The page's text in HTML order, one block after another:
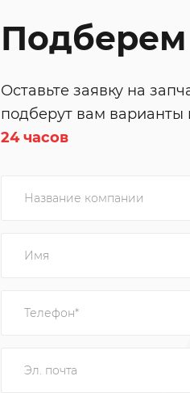
Оставьте заявку на
подберут вам варианты
24 часов